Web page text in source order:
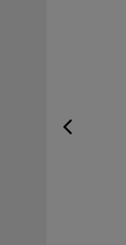
Previous